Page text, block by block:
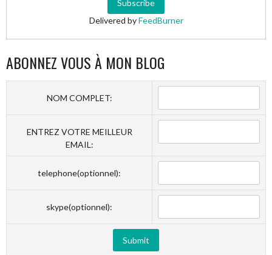
Delivered byFeedBurner
ABONNEZ VOUS À MON BLOG
NOM COMPLET:
ENTREZ VOTRE MEILLEUR
EMAIL:
telephone(optionnel):
skype(optionnel):